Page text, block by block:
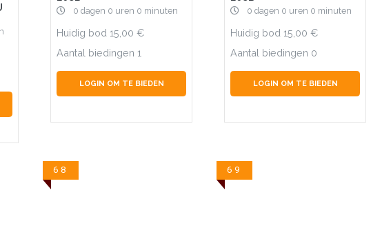
0 dagen 0 uren 0 minuten
Huidig bod 15,00
Aantal biedingen 1
LOGIN OM TE BIEDEN
0 dagen 0 uren 0 minuten
Huidig bod 15,00
Aantal biedingen 0
LOGIN OM TE BIEDEN
68 69